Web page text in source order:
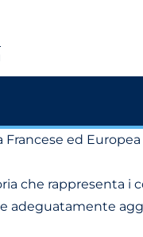
Francese ed
che
adeguatamente